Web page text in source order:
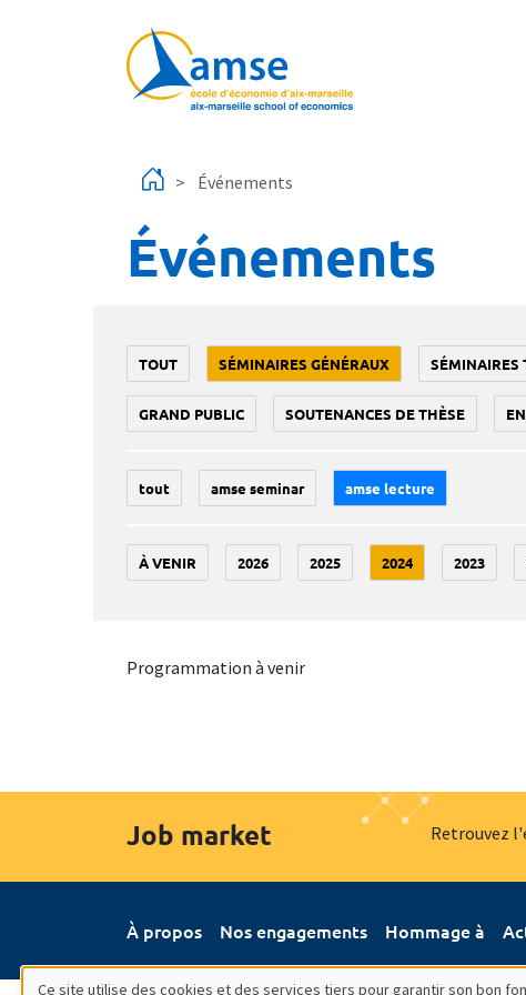
Événements
Événements
TOUT SÉMINAIRES GÉNÉRAUX SÉMINAIRES
GRAND PUBLIC SOUTENANCES DE THÈSE
tout amse seminar amse lecture
À VENIR 2026 2025 2024 2023
Programmation à venir
Job market Retrouvez
À propos Nos engagements Hommage à
Ce site utilise des cookies et des services tiers pour garantir son bon